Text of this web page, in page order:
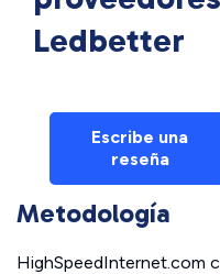
Ledbetter
Escribe una
reseña
Metodología
HighSpeedInternet.com